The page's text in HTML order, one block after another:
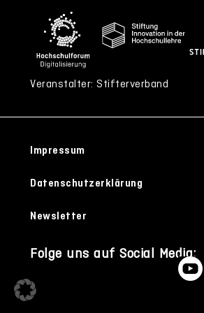
Veranstalter: Stifterverband
Impressum
Datenschutzerklärung
Newsletter
Folge uns auf Social Media: